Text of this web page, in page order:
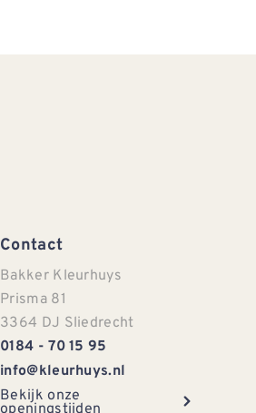
Contact
Bakker Kleurhuys
Prisma 81
3364 DJ Sliedrecht
0184 - 70 15 95
info@kleurhuys.nl
Bekijk onze
openingstijden